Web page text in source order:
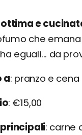
ottima e
che
eguali... da
a pranzo e cena
€15,00
carne